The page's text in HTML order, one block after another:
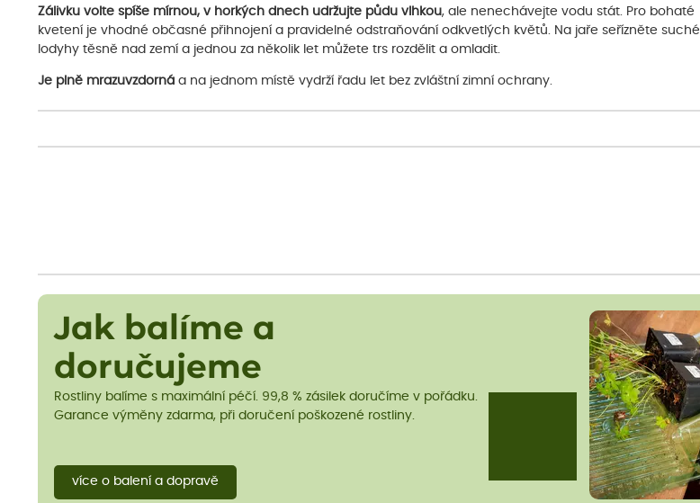
Zálivku volte spíše mírnou, v horkých dnech udržujte půdu vlhkou, ale nenechávejte vodu stát. Pro bohaté
kvetení je vhodné občasné přihnojení a pravidelné odstraňování odkvetlých květů. Na jaře seřízněte suché
lodyhy těsně nad zemí a jednou za několik let můžete trs rozdělit a omladit.
Je plně mrazuvzdorná a na jednom místě vydrží řadu let bez zvláštní zimní ochrany.
Jak balíme a
doručujeme
Rostliny balíme s maximální péčí. 99,8 % zásilek doručíme v pořádku.
Garance výměny zdarma, při doručení poškozené rostliny.
více o balení a dopravě